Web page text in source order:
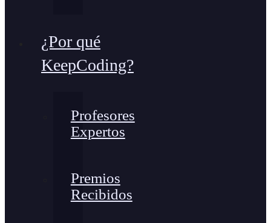
¿Por qué
KeepCoding?
Profesores
Expertos
Premios
Recibidos